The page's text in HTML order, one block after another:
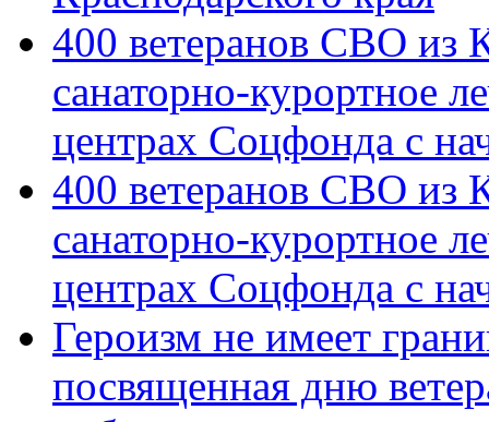
400 ветеранов СВО из
санаторно-курортное
центрах Соцфонда с
400 ветеранов СВО из
санаторно-курортное
центрах Соцфонда с
Героизм не имеет
посвященная дню